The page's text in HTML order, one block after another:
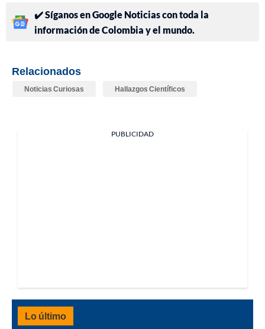
✔️ Síganos en Google Noticias con toda la
información de Colombia y el mundo.
Relacionados
Noticias Curiosas Hallazgos Científicos
PUBLICIDAD
Lo último